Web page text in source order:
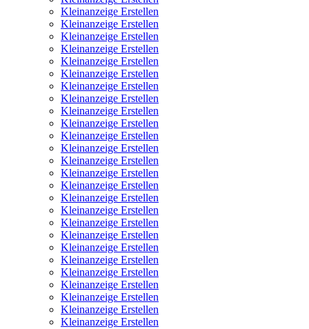
Kleinanzeige Erstellen
Kleinanzeige Erstellen
Kleinanzeige Erstellen
Kleinanzeige Erstellen
Kleinanzeige Erstellen
Kleinanzeige Erstellen
Kleinanzeige Erstellen
Kleinanzeige Erstellen
Kleinanzeige Erstellen
Kleinanzeige Erstellen
Kleinanzeige Erstellen
Kleinanzeige Erstellen
Kleinanzeige Erstellen
Kleinanzeige Erstellen
Kleinanzeige Erstellen
Kleinanzeige Erstellen
Kleinanzeige Erstellen
Kleinanzeige Erstellen
Kleinanzeige Erstellen
Kleinanzeige Erstellen
Kleinanzeige Erstellen
Kleinanzeige Erstellen
Kleinanzeige Erstellen
Kleinanzeige Erstellen
Kleinanzeige Erstellen
Kleinanzeige Erstellen